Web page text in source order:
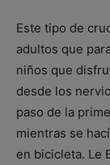
Este tipo de
adultos que
niños que
desde los
paso de la
mientras se
en bicicleta. Le